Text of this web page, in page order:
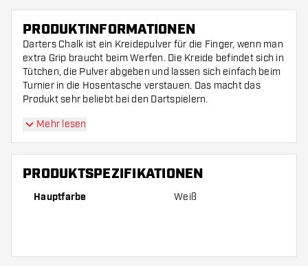
PRODUKTINFORMATIONEN
Darters Chalk ist ein Kreidepulver für die Finger, wenn man
extra Grip braucht beim Werfen. Die Kreide befindet sich in
Tütchen, die Pulver abgeben und lassen sich einfach beim
Turnier in die Hosentasche verstauen. Das macht das
Produkt sehr beliebt bei den Dartspielern.
Mehr lesen
PRODUKTSPEZIFIKATIONEN
Hauptfarbe Weiß